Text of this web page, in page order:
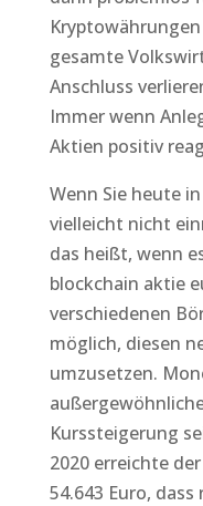
gesamte
Anschluss
Immer wenn
Aktien positiv
Wenn Sie heute
vielleicht nicht
das heißt, wenn
blockchain aktie
verschiedenen
möglich, diesen
umzusetzen.
Kurssteigerung
2020 erreichte
54.643 Euro,